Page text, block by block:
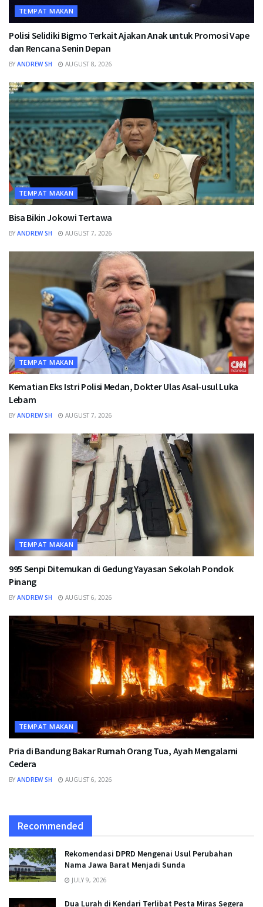
TEMPAT MAKAN
Polisi Selidiki Bigmo Terkait Ajakan Anak untuk Promosi Vape
dan Rencana Senin Depan
BY ANDREW SH AUGUST 8, 2026
TEMPAT MAKAN
Bisa Bikin Jokowi Tertawa
BY ANDREW SH AUGUST 7, 2026
TEMPAT MAKAN
Kematian Eks Istri Polisi Medan, Dokter Ulas Asal-usul Luka
Lebam
BY ANDREW SH AUGUST 7, 2026
TEMPAT MAKAN
995 Senpi Ditemukan di Gedung Yayasan Sekolah Pondok
Pinang
BY ANDREW SH AUGUST 6, 2026
TEMPAT MAKAN
Pria di Bandung Bakar Rumah Orang Tua, Ayah Mengalami
Cedera
BY ANDREW SH AUGUST 6, 2026
Recommended
Rekomendasi DPRD Mengenai Usul Perubahan
Nama Jawa Barat Menjadi Sunda
JULY 9, 2026
Dua Lurah di Kendari Terlibat Pesta Miras Segera